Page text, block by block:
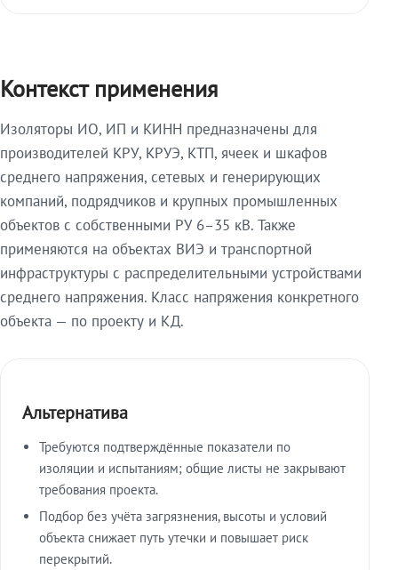
Контекст применения
Изоляторы ИО, ИП и КИНН предназначены для
производителей КРУ, КРУЭ, КТП, ячеек и шкафов
среднего напряжения, сетевых и генерирующих
компаний, подрядчиков и крупных промышленных
объектов с собственными РУ 6–35 кВ. Также
применяются на объектах ВИЭ и транспортной
инфраструктуры с распределительными устройствами
среднего напряжения. Класс напряжения конкретного
объекта — по проекту и КД.
Альтернатива
Требуются подтверждённые показатели по
изоляции и испытаниям; общие листы не закрывают
требования проекта.
Подбор без учёта загрязнения, высоты и условий
объекта снижает путь утечки и повышает риск
перекрытий.